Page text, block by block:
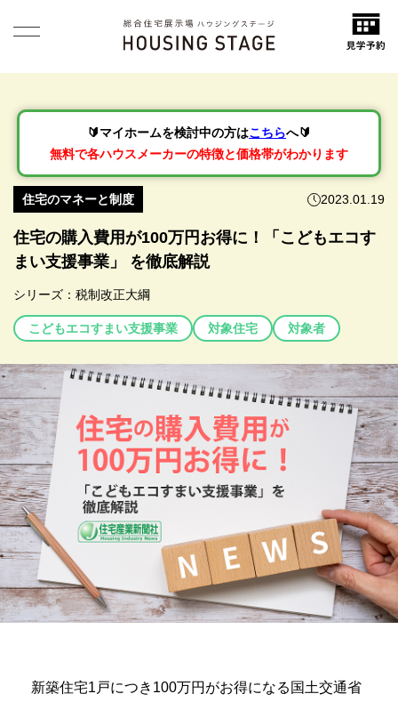
🔰マイホームを検討中の方はこちらへ🔰
無料で各ハウスメーカーの特徴と価格帯がわかります
住宅のマネーと制度 2023.01.19
住宅の購入費用が100万円お得に！「こどもエコす
まい支援事業」 を徹底解説
シリーズ： 税制改正大綱
こどもエコすまい支援事業 対象住宅 対象者
新築住宅1戸につき100万円がお得になる国土交通省